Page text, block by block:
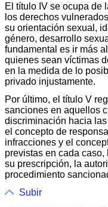
El título IV se ocupa de
los derechos
su orientación sexual,
género, desarrollo
fundamental es ir más
quienes sean víctimas
en la medida de lo
privado injustamente.
Por último, el título V
sanciones en aquellos
discriminación hacia
el concepto de
infracciones y el
previstas en cada
su prescripción, la
procedimiento
Subir